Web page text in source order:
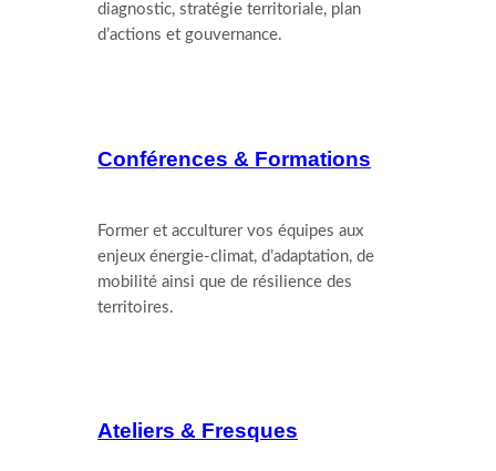
diagnostic, stratégie territoriale, plan
d’actions et gouvernance.
Conférences & Formations
Former et acculturer vos équipes aux
enjeux énergie-climat, d’adaptation, de
mobilité ainsi que de résilience des
territoires.
Ateliers & Fresques